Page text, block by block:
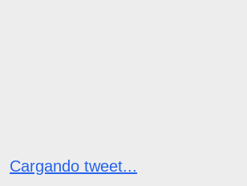
Cargando tweet...